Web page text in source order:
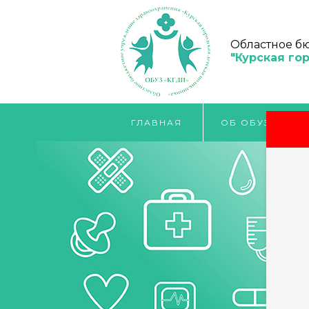
Областное
"Курская
ГЛАВНАЯ ОБ ОБУЗ